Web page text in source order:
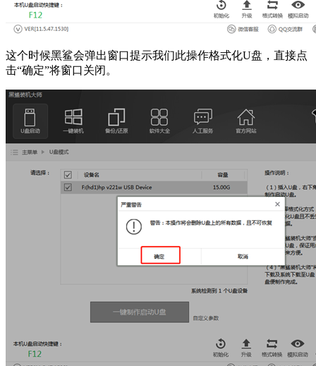
这个时候黑鲨会弹出窗口提示我们此操作格式化U盘，直接点
击“确定”将窗口关闭。